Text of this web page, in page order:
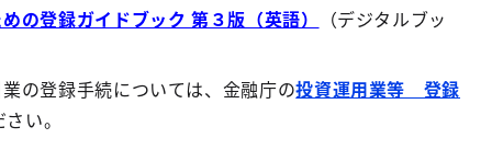
の登録ガイドブック 第３版（英語）
（デジタルブッ
の登録手続については、金融庁の投資運用業等 登録
い。